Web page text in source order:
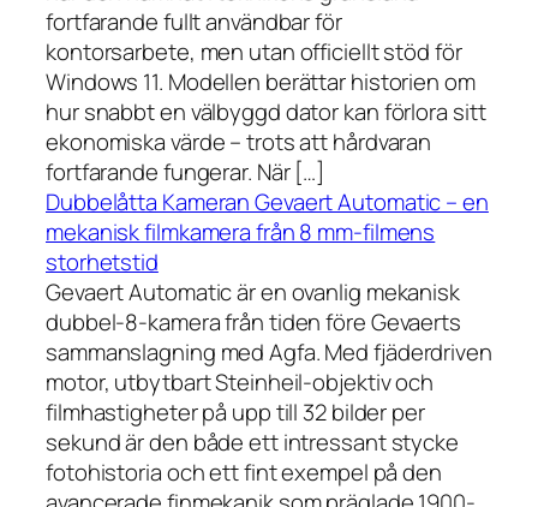
fortfarande fullt användbar för
kontorsarbete, men utan officiellt stöd för
Windows 11. Modellen berättar historien om
hur snabbt en välbyggd dator kan förlora sitt
ekonomiska värde – trots att hårdvaran
fortfarande fungerar. När […]
Dubbelåtta Kameran Gevaert Automatic – en
mekanisk filmkamera från 8 mm-filmens
storhetstid
Gevaert Automatic är en ovanlig mekanisk
dubbel-8-kamera från tiden före Gevaerts
sammanslagning med Agfa. Med fjäderdriven
motor, utbytbart Steinheil-objektiv och
filmhastigheter på upp till 32 bilder per
sekund är den både ett intressant stycke
fotohistoria och ett fint exempel på den